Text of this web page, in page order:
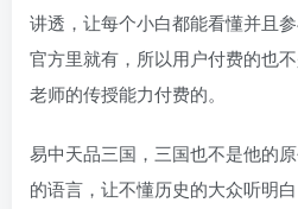
讲透，让每个小白都能看懂并且
官方里就有，所以用户付费的也
老师的传授能力付费的。
易中天品三国，三国也不是他的
的语言，让不懂历史的大众听明